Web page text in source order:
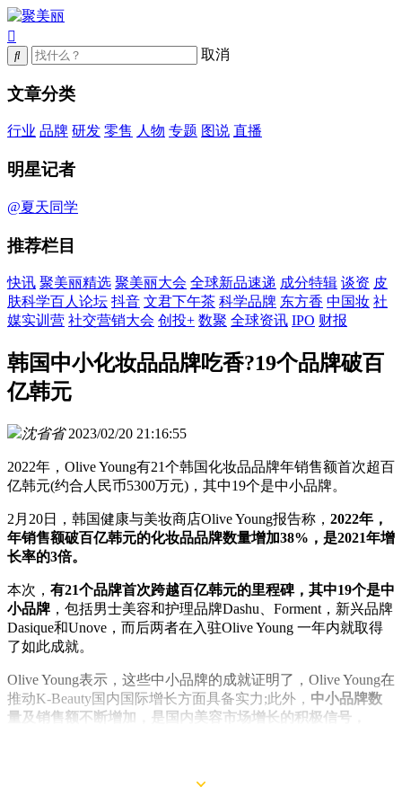
取消
文章分类
行业 品牌 研发 零售 人物 专题 图说 直播
明星记者
@夏天同学
推荐栏目
快讯 聚美丽精选 聚美丽大会 全球新品速递 成分特辑 谈资 皮
肤科学百人论坛 抖音 文君下午茶 科学品牌 东方香 中国妆 社
媒实训营 社交营销大会 创投+ 数聚 全球资讯 IPO 财报
韩国中小化妆品品牌吃香?19个品牌破百
亿韩元
沈省省 2023/02/20 21:16:55
2022年，Olive Young有21个韩国化妆品品牌年销售额首次超百
亿韩元(约合人民币5300万元)，其中19个是中小品牌。
2月20日，韩国健康与美妆商店Olive Young报告称， 2022年，
年销售额破百亿韩元的化妆品品牌数量增加38%，是2021年增
长率的3倍。
本次， 有21个品牌首次跨越百亿韩元的里程碑，其中19个是中
小品牌 ，包括男士美容和护理品牌Dashu、Forment，新兴品牌
Dasique和Unove，而后两者在入驻Olive Young 一年内就取得
了如此成就。
Olive Young表示，这些中小品牌的成就证明了，Olive Young在
推动K-Beauty国内国际增长方面具备实力;此外， 中小品牌数
量及销售额不断增加，是国内美容市场增长的积极信号，